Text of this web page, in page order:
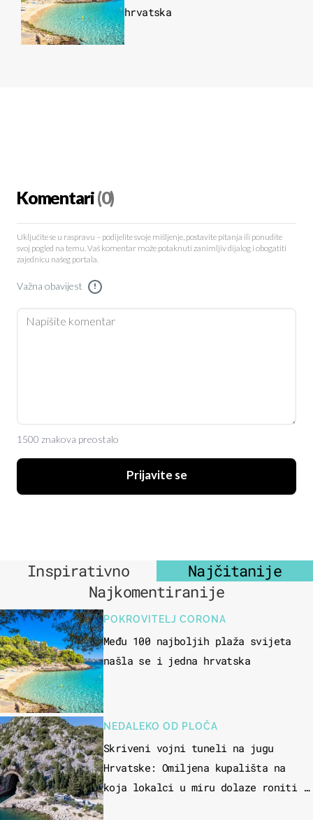
hrvatska
Komentari(0)
Uključite se u raspravu – podijelite svoje mišljenje, postavite pitanja ili ponudite
svoj pogled na temu. Vaš komentar može potaknuti zanimljiv dijalog i obogatiti
zajednicu našeg portala.
Važna obavijest !
1500 znakova preostalo
Prijavite se
Inspirativno
Najčitanije
Najkomentiranije
POKROVITELJ CORONA
Među 100 najboljih plaža svijeta
našla se i jedna hrvatska
NEDALEKO OD PLOČA
Skriveni vojni tuneli na jugu
Hrvatske: Omiljena kupališta na
koja lokalci u miru dolaze roniti i